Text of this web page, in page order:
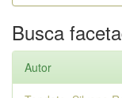
Busca
Autor